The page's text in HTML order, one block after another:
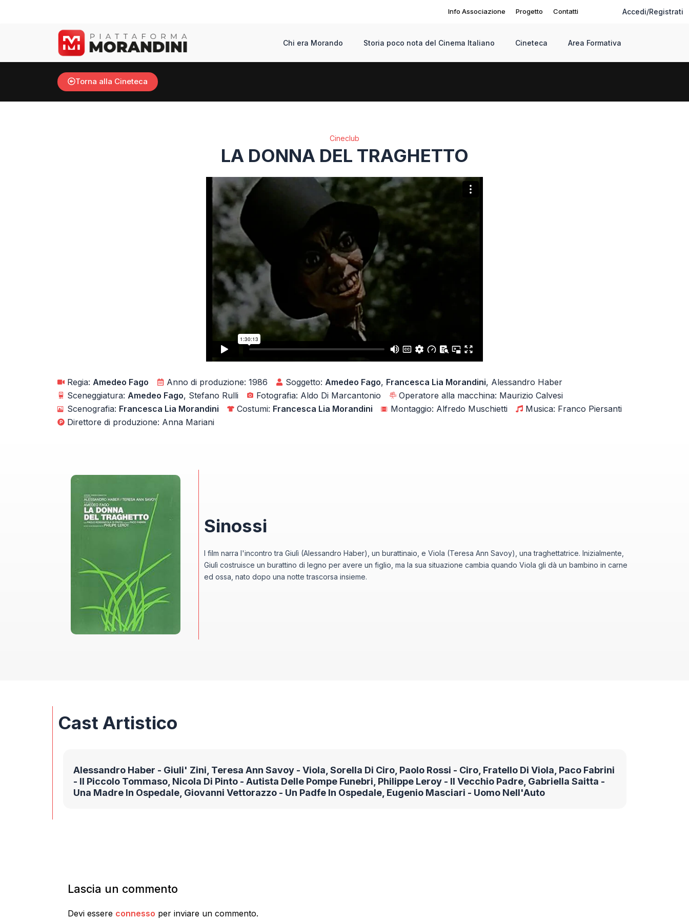
Info Associazione Progetto Contatti Accedi/Registrati
Chi era Morando Storia poco nota del Cinema Italiano Cineteca Area Formativa
Torna alla Cineteca
Cineclub
LA DONNA DEL TRAGHETTO
Regia: Amedeo Fago Anno di produzione: 1986 Soggetto: Amedeo Fago, Francesca Lia Morandini, Alessandro Haber
Sceneggiatura: Amedeo Fago, Stefano Rulli Fotografia: Aldo Di Marcantonio
Operatore alla macchina: Maurizio Calvesi
Scenografia: Francesca Lia Morandini Costumi: Francesca Lia Morandini Montaggio: Alfredo Muschietti
Musica: Franco Piersanti
Direttore di produzione: Anna Mariani
Sinossi
l film narra l'incontro tra Giulì (Alessandro Haber), un burattinaio, e Viola (Teresa Ann Savoy), una traghettatrice. Inizialmente,
Giulì costruisce un burattino di legno per avere un figlio, ma la sua situazione cambia quando Viola gli dà un bambino in carne
ed ossa, nato dopo una notte trascorsa insieme.
Cast Artistico
Alessandro Haber - Giuli' Zini, Teresa Ann Savoy - Viola, Sorella Di Ciro, Paolo Rossi - Ciro, Fratello Di Viola, Paco Fabrini
- Il Piccolo Tommaso, Nicola Di Pinto - Autista Delle Pompe Funebri, Philippe Leroy - Il Vecchio Padre, Gabriella Saitta -
Una Madre In Ospedale, Giovanni Vettorazzo - Un Padfe In Ospedale, Eugenio Masciari - Uomo Nell'Auto
Lascia un commento
Devi essere connesso per inviare un commento.